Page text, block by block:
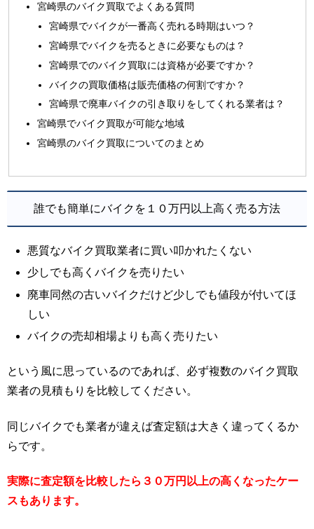
宮崎県のバイク買取でよくある質問
宮崎県でバイクが一番高く売れる時期はいつ？
宮崎県でバイクを売るときに必要なものは？
宮崎県でのバイク買取には資格が必要ですか？
バイクの買取価格は販売価格の何割ですか？
宮崎県で廃車バイクの引き取りをしてくれる業者は？
宮崎県でバイク買取が可能な地域
宮崎県のバイク買取についてのまとめ
誰でも簡単にバイクを１０万円以上高く売る方法
悪質なバイク買取業者に買い叩かれたくない
少しでも高くバイクを売りたい
廃車同然の古いバイクだけど少しでも値段が付いてほ
しい
バイクの売却相場よりも高く売りたい
という風に思っているのであれば、必ず複数のバイク買取
業者の見積もりを比較してください。
同じバイクでも業者が違えば査定額は大きく違ってくるか
らです。
実際に査定額を比較したら３０万円以上の高くなったケー
スもあります。